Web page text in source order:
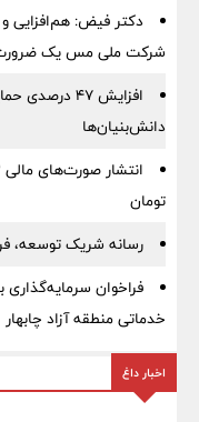
دکتر فیض:
شرکت ملی مس یک
افزایش ۴۷
دانش‌بنیان‌ها
تومان
رسانه شریک توسعه،
فراخوان
خدماتی منطقه آزاد چابهار
اخبار داغ